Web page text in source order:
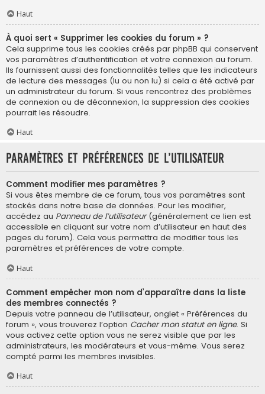
Haut
À quoi sert « Supprimer les cookies du forum » ?
Cela supprime tous les cookies créés par phpBB qui conservent
vos paramètres d’authentification et votre connexion au forum.
Ils fournissent aussi des fonctionnalités telles que les indicateurs
de lecture des messages (lu ou non lu) si cela a été activé par
un administrateur du forum. Si vous rencontrez des problèmes
de connexion ou de déconnexion, la suppression des cookies
pourrait les résoudre.
Haut
Paramètres et préférences de l’utilisateur
Comment modifier mes paramètres ?
Si vous êtes membre de ce forum, tous vos paramètres sont
stockés dans notre base de données. Pour les modifier,
accédez au Panneau de l’utilisateur(généralement ce lien est
accessible en cliquant sur votre nom d’utilisateur en haut des
pages du forum). Cela vous permettra de modifier tous les
paramètres et préférences de votre compte.
Haut
Comment empêcher mon nom d’apparaître dans la liste
des membres connectés ?
Depuis votre panneau de l’utilisateur, onglet « Préférences du
forum », vous trouverez l’option Cacher mon statut en ligne. Si
vous activez cette option vous ne serez visible que par les
administrateurs, les modérateurs et vous-même. Vous serez
compté parmi les membres invisibles.
Haut